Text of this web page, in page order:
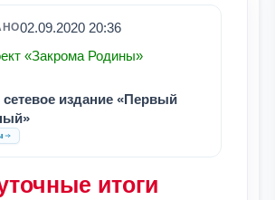
02.09.2020 20:36
«Закрома Родины»
сетевое издание «Первый
итоги